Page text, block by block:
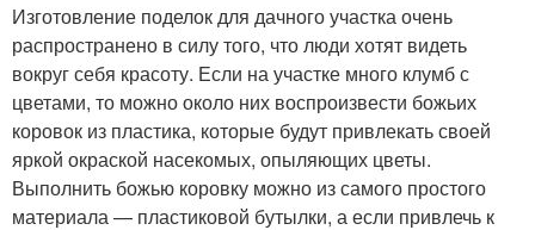
Изготовление поделок для дачного участка очень
распространено в силу того, что люди хотят видеть
вокруг себя красоту. Если на участке много клумб с
цветами, то можно около них воспроизвести божьих
коровок из пластика, которые будут привлекать своей
яркой окраской насекомых, опыляющих цветы.
Выполнить божью коровку можно из самого простого
материала — пластиковой бутылки, а если привлечь к